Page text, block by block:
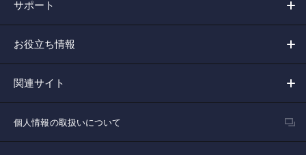
サポート
お役立ち情報
関連サイト
個人情報の取扱いについて